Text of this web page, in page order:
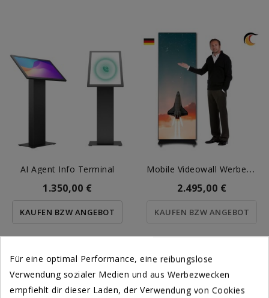
AI Agent Info Terminal
1.350,00 €
KAUFEN BZW ANGEBOT
M
Obile Videowall Werbetafel
2.495,00 €
KAUFEN BZW ANGEBOT
Für eine optimal Performance, eine reibungslose
Verwendung sozialer Medien und aus Werbezwecken
empfiehlt dir dieser Laden, der Verwendung von Cookies